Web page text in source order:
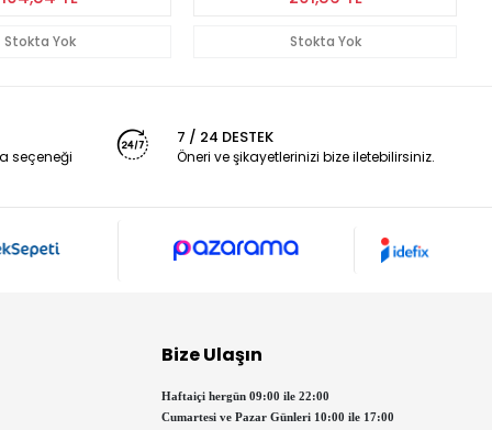
Stokta Yok Stokta Yok
seçeneği
7 / 24 DESTEK
Öneri ve şikayetlerinizi bize iletebilirsiniz.
Bize Ulaşın
Haftaiçi hergün 09:00 ile 22:00
Cumartesi ve Pazar Günleri 10:00 ile 17:00